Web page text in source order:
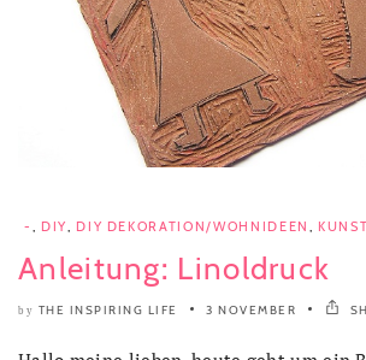
- , DIY, DIY DEKORATION/WOHNIDEEN , KUNST
Anleitung: Linoldruck
by THE INSPIRING LIFE 3 NOVEMBER